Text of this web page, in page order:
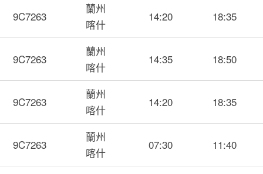
9C7263
蘭州
喀什
14:20 18:35
9C7263
蘭州
喀什
14:35 18:50
9C7263
蘭州
喀什
14:20 18:35
9C7263
蘭州
喀什
07:30 11:40